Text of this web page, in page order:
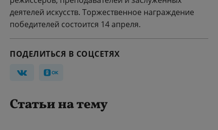
деятелей искусств. Торжественное награждение
победителей состоится 14 апреля.
ПОДЕЛИТЬСЯ В СОЦСЕТЯХ
Статьи на тему